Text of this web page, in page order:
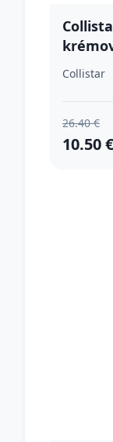
odtieň
Collistar
26.40 €
10.50 €